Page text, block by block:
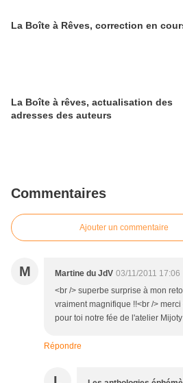
La Boîte à Rêves, correction en
La Boîte à rêves, actualisation des
adresses des auteurs
Commentaires
Ajouter un commentaire
M Martine du JdV 03/11/2011 17:06
<br /> superbe surprise à mon
vraiment magnifique !!<br />
pour toi notre fée de l'atelier
Répondre